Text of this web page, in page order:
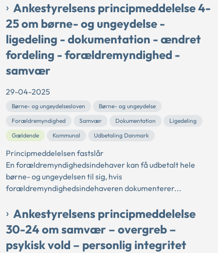
Ankestyrelsens principmeddelelse 4-
25 om børne- og ungeydelse -
ligedeling - dokumentation - ændret
fordeling - forældremyndighed -
samvær
29-04-2025
Børne- og ungeydelsesloven
Børne- og ungeydelse
Forældremyndighed
Samvær Dokumentation
Ligedeling
Gældende
Kommunal Udbetaling Danmark
Principmeddelelsen fastslår
En forældremyndighedsindehaver kan få udbetalt hele
børne- og ungeydelsen til sig, hvis
forældremyndighedsindehaveren dokumenterer...
Ankestyrelsens principmeddelelse
30-24 om samvær – overgreb –
psykisk vold – personlig integritet